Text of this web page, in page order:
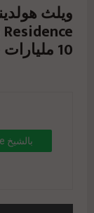
10 مليارات جنيه